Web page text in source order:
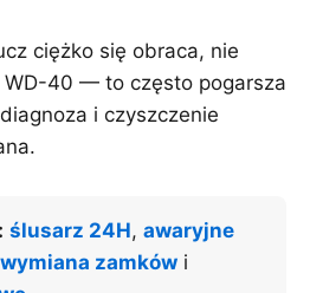
ciężko się obraca, nie
40 — to często pogarsza
i czyszczenie
ślusarz 24H, awaryjne
wymiana zamków i